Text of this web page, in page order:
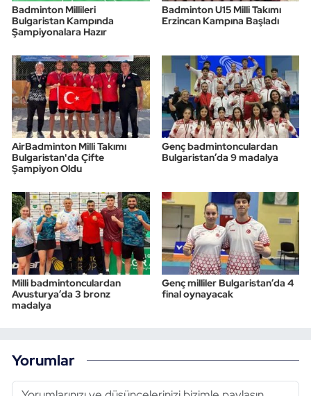
Badminton Millileri
Bulgaristan Kampında
Şampiyonalara Hazır
Badminton U15 Milli Takımı
Erzincan Kampına Başladı
AirBadminton Milli Takımı
Bulgaristan'da Çifte
Şampiyon Oldu
Genç badmintonculardan
Bulgaristan’da 9 madalya
Milli badmintonculardan
Avusturya’da 3 bronz
madalya
Genç milliler Bulgaristan’da 4
final oynayacak
Yorumlar